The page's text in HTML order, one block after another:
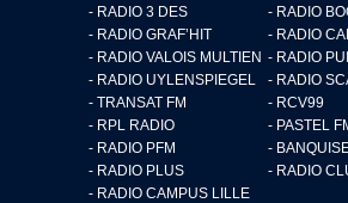
- RADIO 3 DES
- RADIO
- RADIO GRAF’HIT
- RADIO
- RADIO VALOIS MULTIEN - RADIO
- RADIO UYLENSPIEGEL
- RADIO
- TRANSAT FM
- RCV99
- RPL RADIO
- PASTEL
- RADIO PFM
-
- RADIO PLUS
- RADIO
- RADIO CAMPUS LILLE